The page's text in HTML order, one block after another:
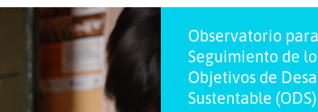
Observatorio
Seguimiento de
Objetivos de
Sustentable (ODS)